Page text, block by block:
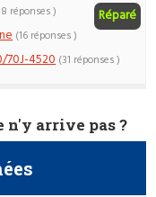
Réparé
réponses )
(16 réponses )
70J-4520 (31 réponses )
n'y arrive pas ?